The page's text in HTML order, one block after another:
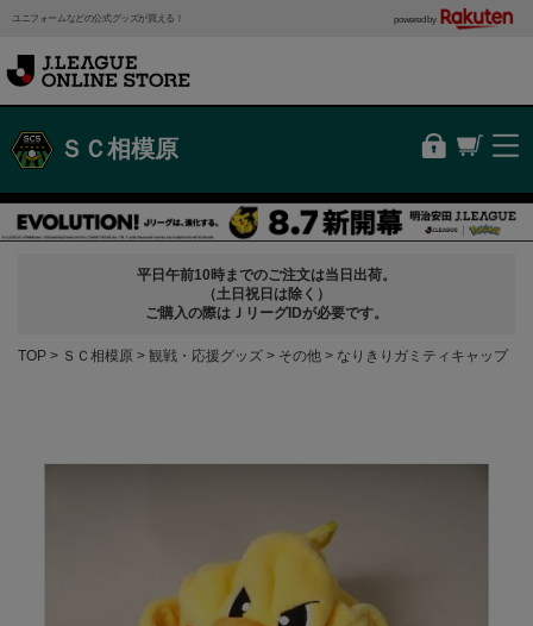
ユニフォームなどの公式グッズが買える！ powered by
ＳＣ相模原
平日午前10時までのご注文は当日出荷。
（土日祝日は除く）
ご購入の際はＪリーグIDが必要です。
TOP ＳＣ相模原 観戦・応援グッズ その他 なりきりガミティキャップ